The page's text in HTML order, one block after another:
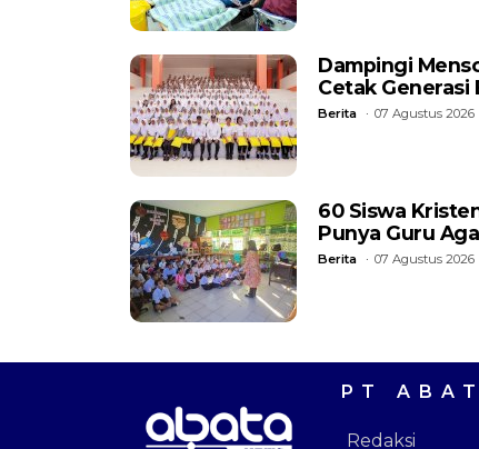
Dampingi
Cetak Generasi
Berita 07 Agustus 2026
60 Siswa
Punya Guru
Berita 07 Agustus 2026
PT
Redaksi